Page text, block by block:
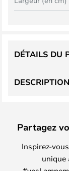
DÉTAILS DU
Partagez
Inspirez-
unique